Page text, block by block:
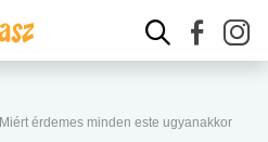
Miért érdemes minden este ugyanakkor